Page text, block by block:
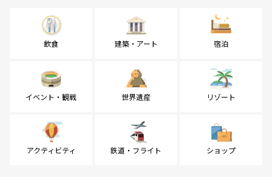
飲食 建築・アート 宿泊
イベント・観戦 世界遺産 リゾート
アクティビティ 鉄道・フライト ショップ